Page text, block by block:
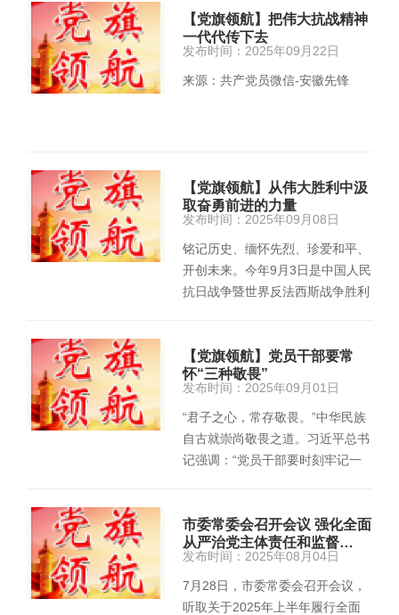
【党旗领航】把伟大抗战精神
一代代传下去
发布时间：2025年09月22日
来源：共产党员微信-安徽先锋
【党旗领航】从伟大胜利中汲
取奋勇前进的力量
发布时间：2025年09月08日
铭记历史、缅怀先烈、珍爱和平、
开创未来。今年9月3日是中国人民
抗日战争暨世界反法西斯战争胜利
【党旗领航】党员干部要常
怀“三种敬畏”
发布时间：2025年09月01日
“君子之心，常存敬畏。”中华民族
自古就崇尚敬畏之道。习近平总书
记强调：“党员干部要时刻牢记一
市委常委会召开会议 强化全面
从严治党主体责任和监督…
发布时间：2025年08月04日
7月28日，市委常委会召开会议，
听取关于2025年上半年履行全面